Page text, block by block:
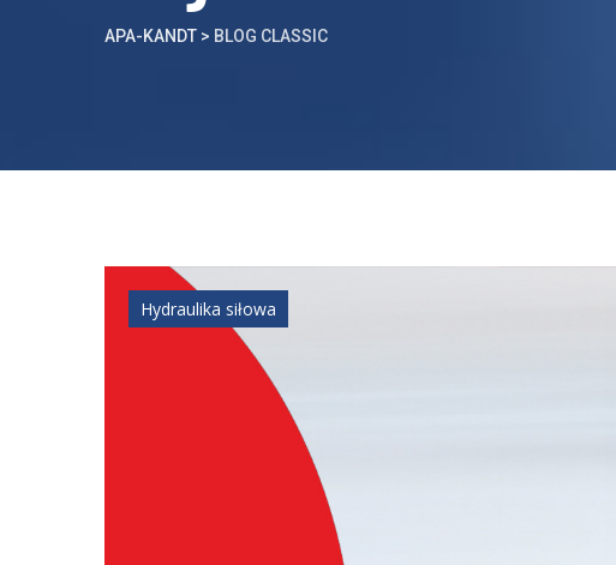
APA-KANDT > BLOG CLASSIC
Hydraulika siłowa